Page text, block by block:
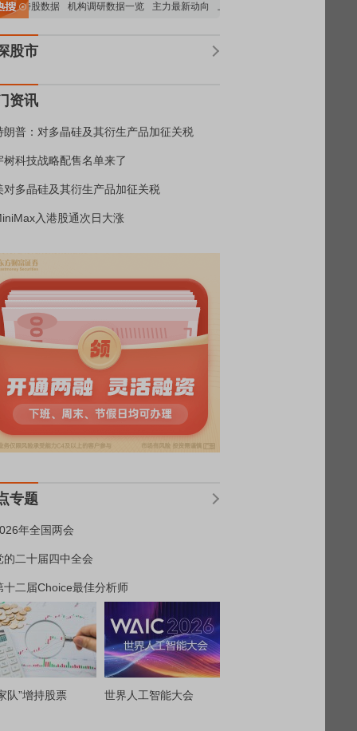
持股数据 机构调研数据一览 主力最新动向 上市公司限售股解禁一览
股市
资讯
朗普：对多晶硅及其衍生产品加征关税
树科技战略配售名单来了
对多晶硅及其衍生产品加征关税
入港股通次日大涨
专题
年全国两会
的二十届四中全会
十二届Choice最佳分析师
队”增持股票 世界人工智能大会